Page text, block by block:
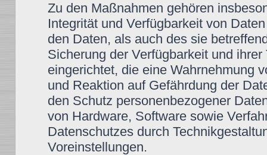
Zu den Maßnahmen gehören
Integrität und Verfügbarkeit von
den Daten, als auch des sie
Sicherung der Verfügbarkeit und
eingerichtet, die eine Wahrnehmung
und Reaktion auf Gefährdung der
den Schutz personenbezogener
von Hardware, Software sowie
Datenschutzes durch
Voreinstellungen.